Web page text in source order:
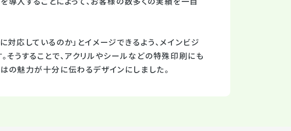
応しているのか」とイメージできるよう、メインビジ
うすることで、アクリルやシールなどの特殊印刷にも
の魅力が十分に伝わるデザインにしました。